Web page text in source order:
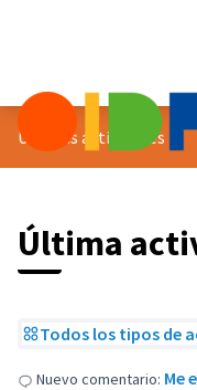
Últimas actividades
Última
Todos los tipos de
Nuevo comentario: Me